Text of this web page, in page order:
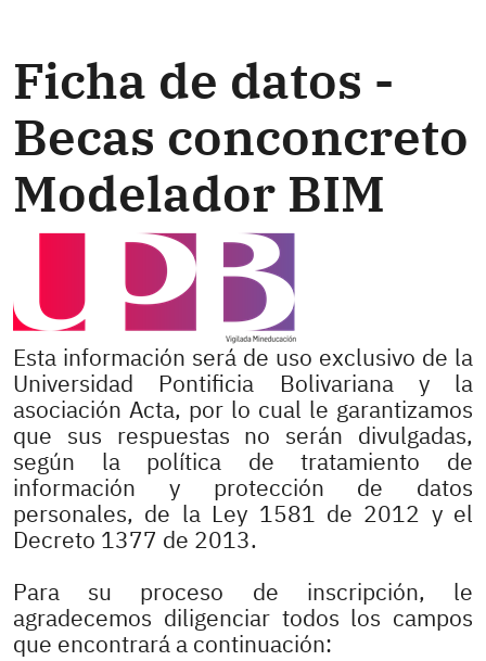
Ficha de datos -
Becas conconcreto
Modelador BIM
Esta información será de uso exclusivo de la
Universidad Pontificia Bolivariana y la
asociación Acta, por lo cual le garantizamos
que sus respuestas no serán divulgadas,
según la política de tratamiento de
información y protección de datos
personales, de la Ley 1581 de 2012 y el
Decreto 1377 de 2013.
Para su proceso de inscripción, le
agradecemos diligenciar todos los campos
que encontrará a continuación: